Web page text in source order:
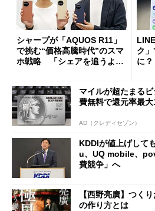
シャープが「AQUOS R11」
で挑む“価格高騰時代”のスマ
ホ戦略 「シェアを追うより
ク
に
マイルが超たまる
費無料で還元率最
AD（クレディセゾン）
KDDIが値上げして
u、UQ mobile、
費競争」へ
【西野亮廣】つく
の作り方とは